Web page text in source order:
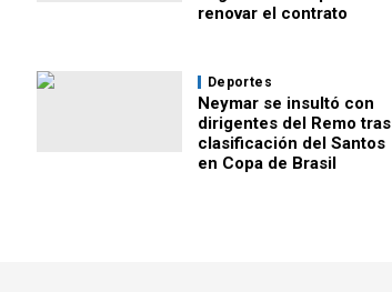
renovar el contrato
Deportes
Neymar se insultó con
dirigentes del Remo tras
clasificación del Santos
en Copa de Brasil